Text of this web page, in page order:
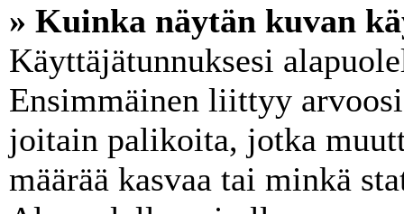
» Kuinka näytän kuvan
Käyttäjätunnuksesi
Ensimmäinen liittyy
joitain palikoita, jotka
määrää kasvaa tai minkä